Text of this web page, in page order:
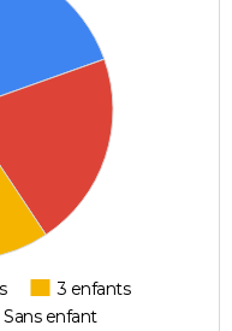
3 enfants
Sans enfant